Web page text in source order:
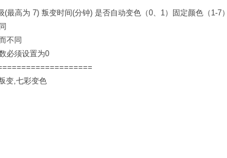
(最高为 7) 叛变时间(分钟) 是否自动变色（0、1）固定颜色（1-7
不同
必须设置为0
变,七彩变色